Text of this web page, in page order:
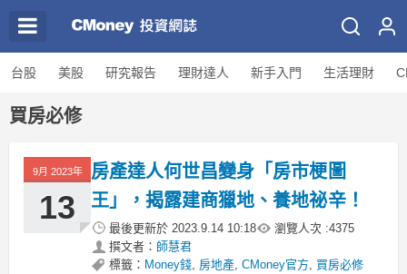
台股 美股 研究報告 理財達人 新手入門 生活理財
買房必修
9月 2023年
13
房產達人何世昌變身「房市梗圖
王」，揭露建商獵地、養地祕辛！
最後更新於 2023.9.14 10:18 瀏覽人次 :4375
撰文者： 師慧君
標籤： Money錢, 房地產, CMoney官方, 買房必修